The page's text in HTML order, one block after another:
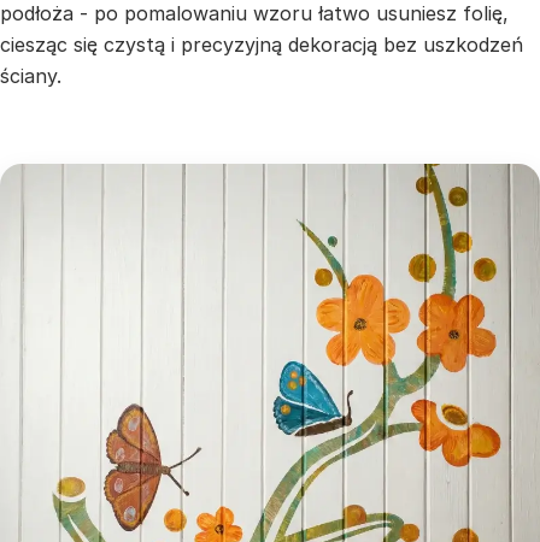
podłoża - po pomalowaniu wzoru łatwo usuniesz folię,
ciesząc się czystą i precyzyjną dekoracją bez uszkodzeń
ściany.